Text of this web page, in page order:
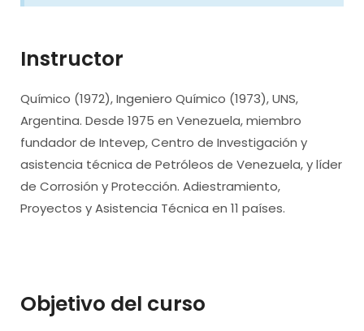
Instructor
Químico (1972), Ingeniero Químico (1973), UNS,
Argentina. Desde 1975 en Venezuela, miembro
fundador de Intevep, Centro de Investigación y
asistencia técnica de Petróleos de Venezuela, y líder
de Corrosión y Protección. Adiestramiento,
Proyectos y Asistencia Técnica en 11 países.
Objetivo del curso